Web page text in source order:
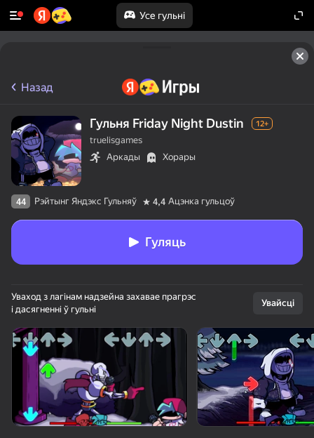
Усе гульні
Павярніце прыладу
Гульня працуе толькі ў гарызантальнай
Назад
Гульня Friday Night Dustin 12+
truelisgames
Аркады
Хорары
44 Рэйтынг Яндэкс Гульняў 4,4 Ацэнка гульцоў
Гуляць
Уваход з лагінам надзейна захавае прагрэс
і дасягненні ў гульні
Увайсці